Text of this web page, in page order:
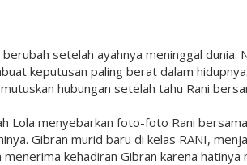
setelah ayahnya meninggal dunia.
keputusan paling berat dalam
hubungan setelah tahu Rani
Lola menyebarkan foto-foto Rani
Gibran murid baru di kelas RANI,
kehadiran Gibran karena hatinya